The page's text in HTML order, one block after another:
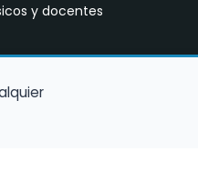
y docentes